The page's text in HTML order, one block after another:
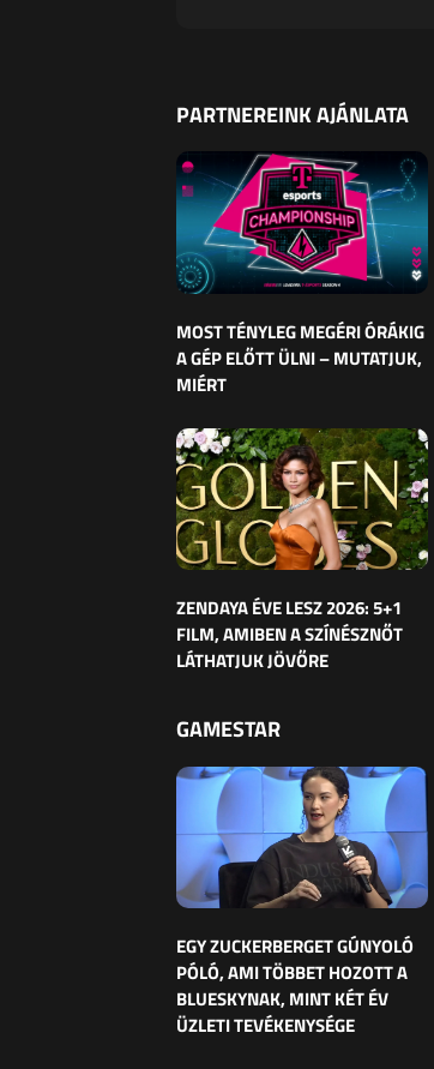
PARTNEREINK AJÁNLATA
MOST TÉNYLEG MEGÉRI ÓRÁKIG
A GÉP ELŐTT ÜLNI – MUTATJUK,
MIÉRT
ZENDAYA ÉVE LESZ 2026: 5+1
FILM, AMIBEN A SZÍNÉSZNŐT
LÁTHATJUK JÖVŐRE
GAMESTAR
EGY ZUCKERBERGET GÚNYOLÓ
PÓLÓ, AMI TÖBBET HOZOTT A
BLUESKYNAK, MINT KÉT ÉV
ÜZLETI TEVÉKENYSÉGE